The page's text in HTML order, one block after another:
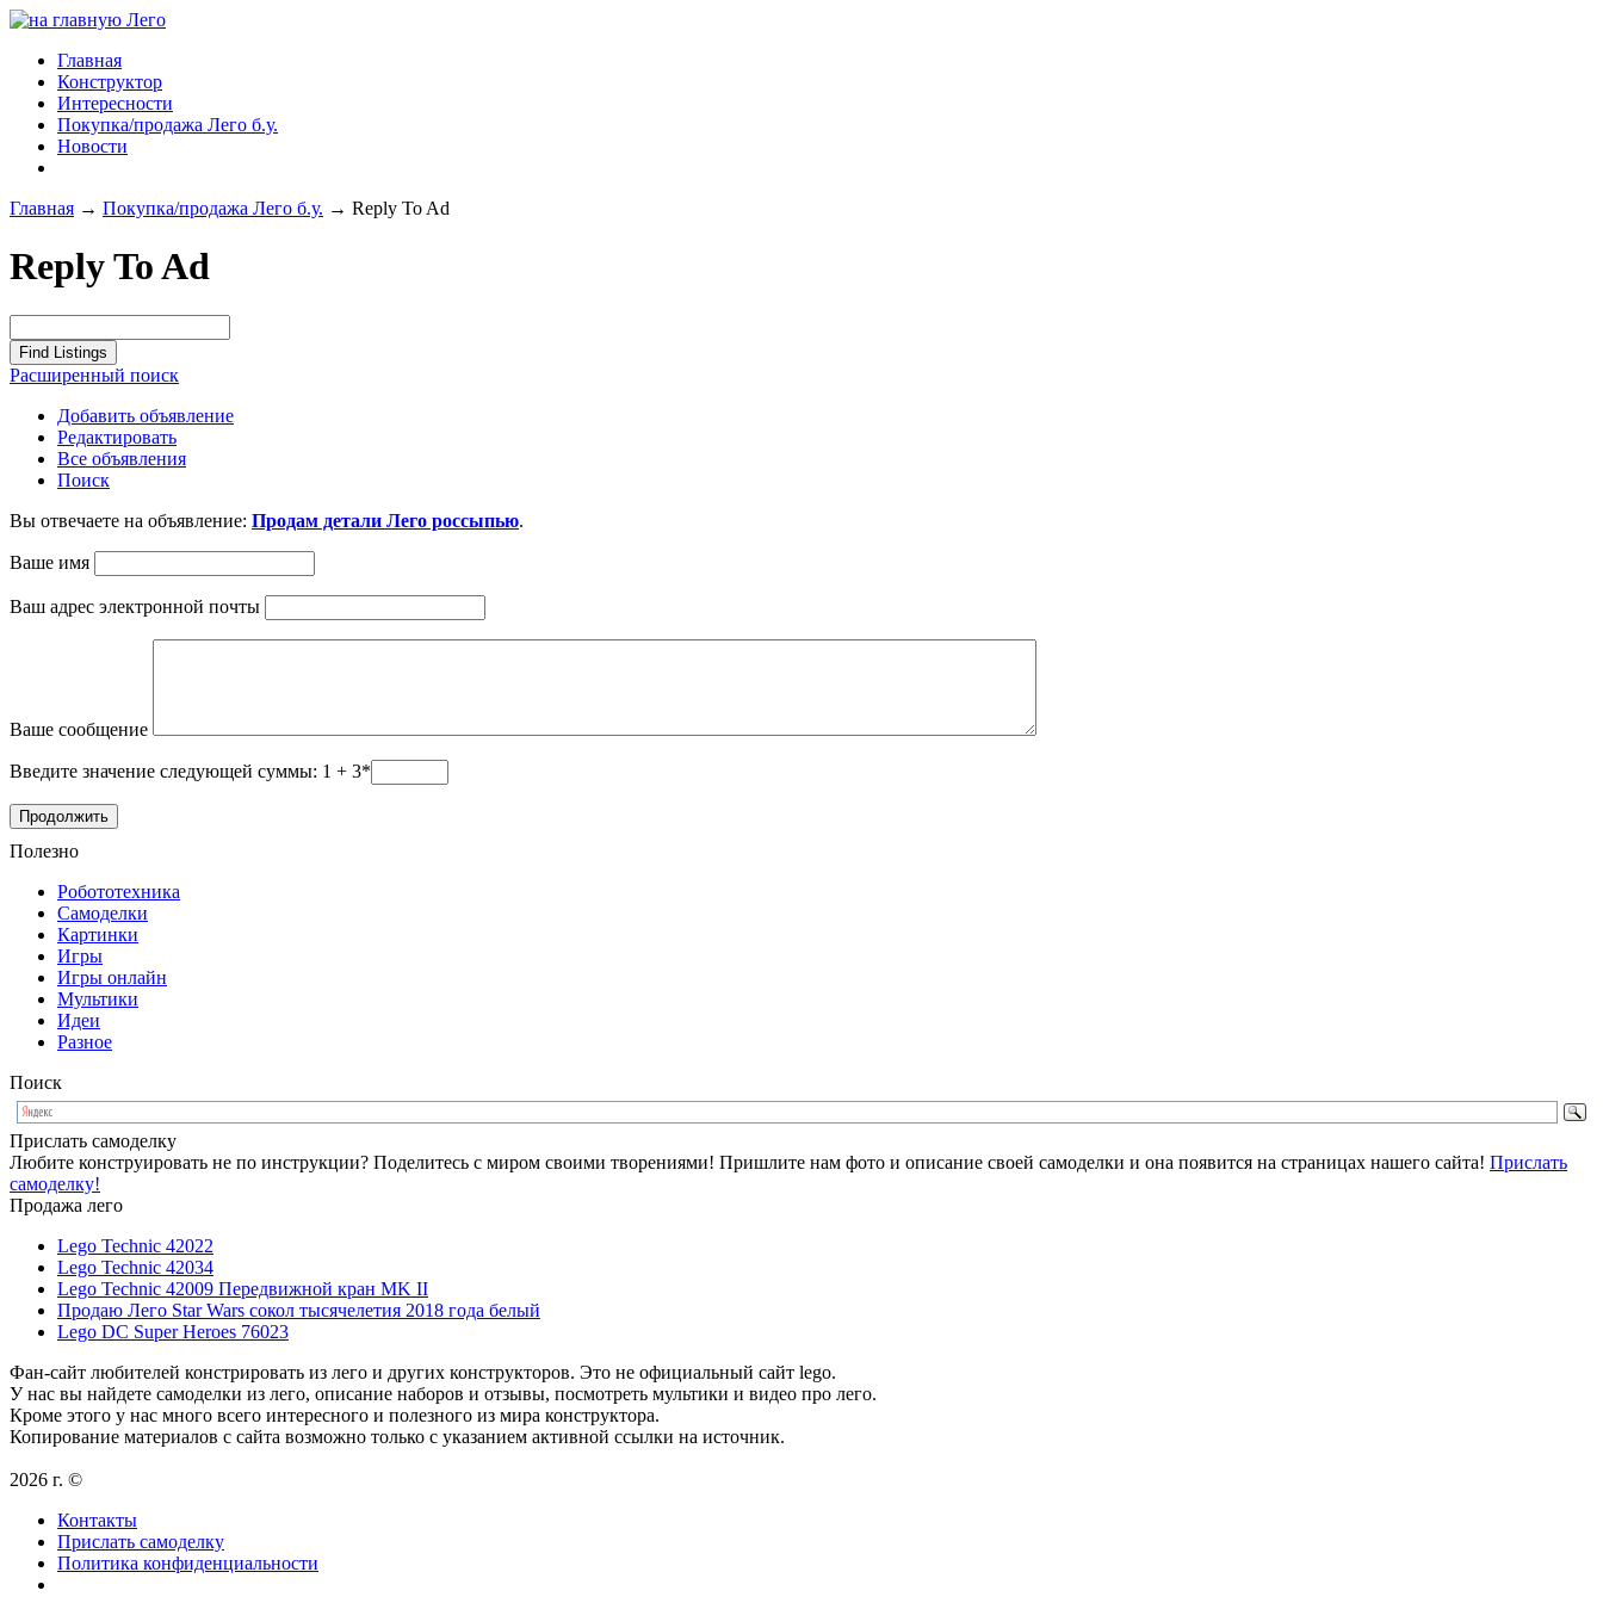
Главная
Конструктор
Интересности
Покупка/продажа Лего б.у.
Новости
Главная → Покупка/продажа Лего б.у. → Reply To Ad
Reply To Ad
Расширенный поиск
Добавить объявление
Редактировать
Все объявления
Поиск
Вы отвечаете на объявление: Продам детали Лего россыпью.
Ваше имя
Ваш адрес электронной почты
Ваше сообщение
Введите значение следующей суммы: 1 + 3*
Полезно
Робототехника
Самоделки
Картинки
Игры
Игры онлайн
Мультики
Идеи
Разное
Поиск
Прислать самоделку
Любите конструировать не по инструкции? Поделитесь с миром своими творениями! Пришлите нам фото и описание своей самоделки и она появится на страницах нашего сайта! Прислать
самоделку!
Продажа лего
Lego Technic 42022
Lego Technic 42034
Lego Technic 42009 Передвижной кран MK II
Продаю Лего Star Wars сокол тысячелетия 2018 года белый
Lego DC Super Heroes 76023
Фан-сайт любителей констрировать из лего и других конструкторов. Это не официальный сайт lego.
У нас вы найдете самоделки из лего, описание наборов и отзывы, посмотреть мультики и видео про лего.
Кроме этого у нас много всего интересного и полезного из мира конструктора.
Копирование материалов с сайта возможно только с указанием активной ссылки на источник.
2026 г. ©
Контакты
Прислать самоделку
Политика конфиденциальности